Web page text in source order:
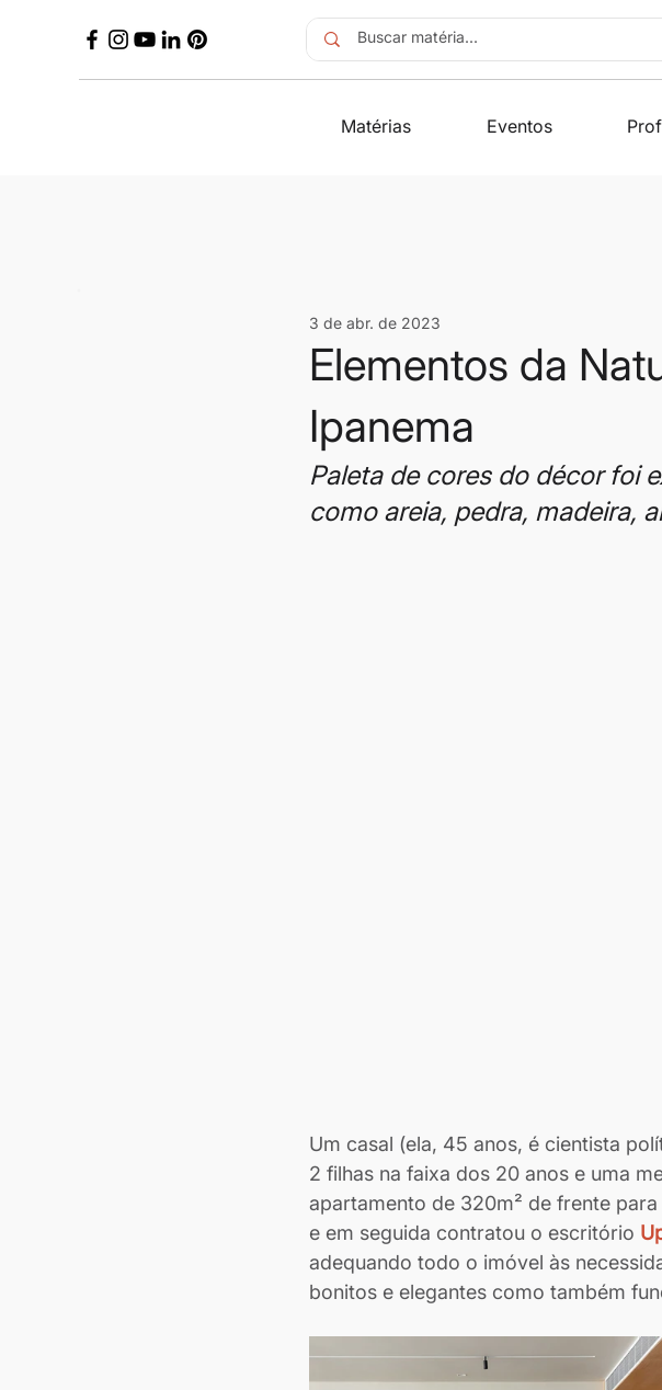
Matérias Eventos
Elementos da
Ipanema
3 de abr. de 2023
Paleta de cores do décor foi
como areia, pedra, madeira,
Um casal (ela, 45 anos, é cientista
2 filhas na faixa dos 20 anos e uma
apartamento de 320m² de frente
e em seguida contratou o escritório
adequando todo o imóvel às
bonitos e elegantes como também